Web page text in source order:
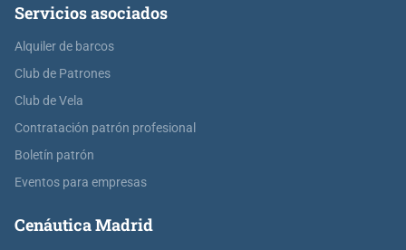
Servicios asociados
Alquiler de barcos
Club de Patrones
Club de Vela
Contratación patrón profesional
Boletín patrón
Eventos para empresas
Cenáutica Madrid